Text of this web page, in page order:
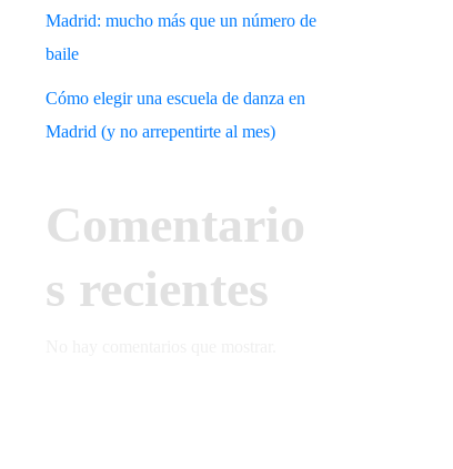
Madrid: mucho más que un número de
baile
Cómo elegir una escuela de danza en
Madrid (y no arrepentirte al mes)
Comentario
s recientes